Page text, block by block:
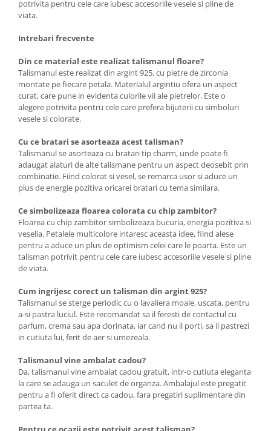
potrivita pentru cele care iubesc accesoriile vesele si pline de
viata.
Intrebari frecvente
Din ce material este realizat talismanul floare?
Talismanul este realizat din argint 925, cu pietre de zirconia
montate pe fiecare petala. Materialul argintiu ofera un aspect
curat, care pune in evidenta culorile vii ale pietrelor. Este o
alegere potrivita pentru cele care prefera bijuterii cu simboluri
vesele si colorate.
Cu ce bratari se asorteaza acest talisman?
Talismanul se asorteaza cu bratari tip charm, unde poate fi
adaugat alaturi de alte talismane pentru un aspect deosebit prin
combinatie. Fiind colorat si vesel, se remarca usor si aduce un
plus de energie pozitiva oricarei bratari cu tema similara.
Ce simbolizeaza floarea colorata cu chip zambitor?
Floarea cu chip zambitor simbolizeaza bucuria, energia pozitiva si
veselia. Petalele multicolore intaresc aceasta idee, fiind alese
pentru a aduce un plus de optimism celei care le poarta. Este un
talisman potrivit pentru cele care iubesc accesoriile vesele si pline
de viata.
Cum ingrijesc corect un talisman din argint 925?
Talismanul se sterge periodic cu o lavaliera moale, uscata, pentru
a-si pastra luciul. Este recomandat sa il feresti de contactul cu
parfum, crema sau apa clorinata, iar cand nu il porti, sa il pastrezi
in cutiuta lui, ferit de aer si umezeala.
Talismanul vine ambalat cadou?
Da, talismanul vine ambalat cadou gratuit, intr-o cutiuta eleganta
la care se adauga un saculet de organza. Ambalajul este pregatit
pentru a fi oferit direct ca cadou, fara pregatiri suplimentare din
partea ta.